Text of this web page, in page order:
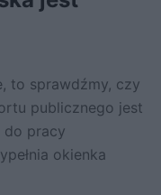
to sprawdźmy, czy
publicznego jest
do pracy
okienka